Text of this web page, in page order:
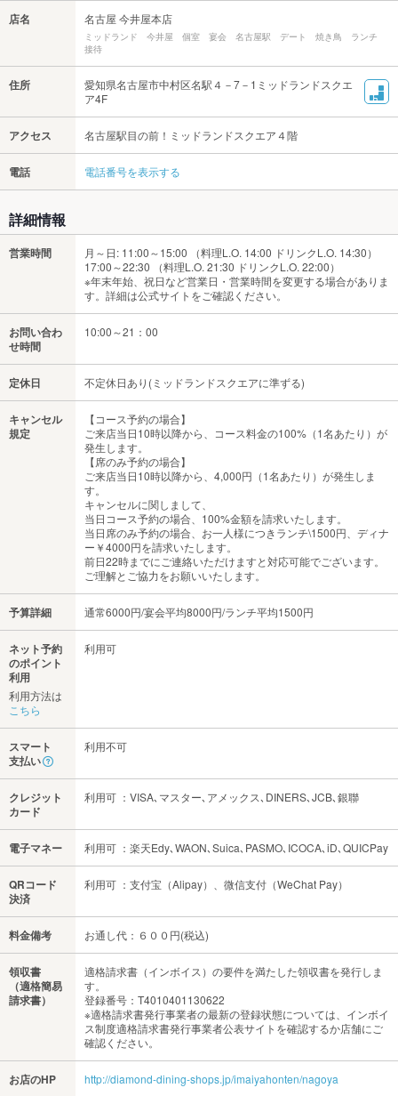
店名 名古屋 今井屋本店
ミッドランド 今井屋 個室 宴会 名古屋駅 デート 焼き鳥 ランチ
接待
住所
愛知県名古屋市中村区名駅４－7－1ミッドランドスクエ
ア4F
アクセス 名古屋駅目の前！ミッドランドスクエア４階
電話 電話番号を表示する
詳細情報
営業時間
月～日: 11:00～15:00 （料理L.O. 14:00 ドリンクL.O. 14:30）
17:00～22:30 （料理L.O. 21:30 ドリンクL.O. 22:00）
※年末年始、祝日など営業日・営業時間を変更する場合がありま
す。詳細は公式サイトをご確認ください。
お問い合わ
せ時間
10:00～21：00
定休日 不定休日あり(ミッドランドスクエアに準ずる)
キャンセル
規定
【コース予約の場合】
ご来店当日10時以降から、コース料金の100%（1名あたり）が
発生します。
【席のみ予約の場合】
ご来店当日10時以降から、4,000円（1名あたり）が発生しま
す。
キャンセルに関しまして、
当日コース予約の場合、100%金額を請求いたします。
当日席のみ予約の場合、お一人様につきランチ\1500円、ディナ
ー￥4000円を請求いたします。
前日22時までにご連絡いただけますと対応可能でございます。
ご理解とご協力をお願いいたします。
予算詳細 通常6000円/宴会平均8000円/ランチ平均1500円
ネット予約
のポイント
利用
利用方法は
こちら
利用可
スマート
支払い
利用不可
クレジット
カード
利用可 ：VISA､マスター､アメックス､DINERS､JCB､銀聯
電子マネー 利用可 ：楽天Edy､WAON､Suica､PASMO､ICOCA､iD､QUICPay
QRコード
決済
利用可 ：支付宝（Alipay）、微信支付（WeChat Pay）
料金備考 お通し代：６００円(税込)
領収書
（適格簡易
請求書）
適格請求書（インボイス）の要件を満たした領収書を発行しま
す。
登録番号：T4010401130622
※適格請求書発行事業者の最新の登録状態については、インボイ
ス制度適格請求書発行事業者公表サイトを確認するか店舗にご
確認ください。
お店のHP http://diamond-dining-shops.jp/imaiyahonten/nagoya